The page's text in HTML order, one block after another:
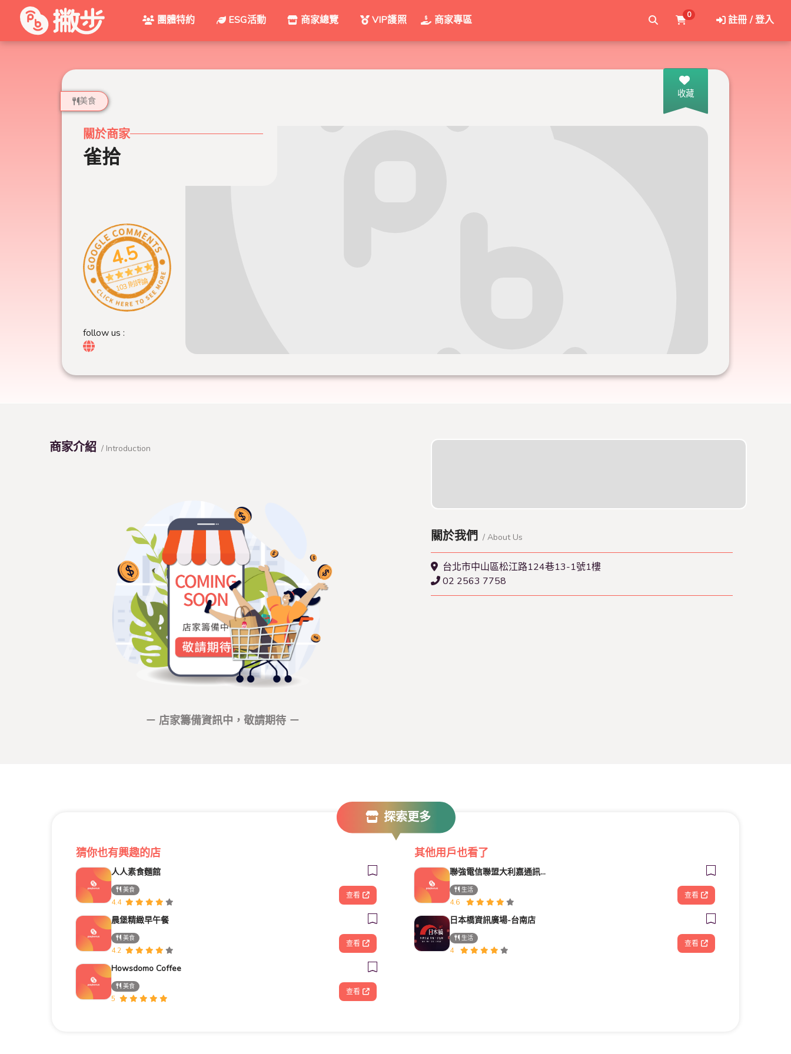
團體特約 ESG活動 商家總覽 VIP護照 商家專區 0 註冊 / 登入
收藏
美食
關於商家
雀拾
4.5
103 則評論
follow us :
商家介紹 / Introduction
－ 店家籌備資訊中，敬請期待 －
關於我們 / About Us
台北市中山區松江路124巷13-1號1樓
02 2563 7758
探索更多
猜你也有興趣的店
人人素食麵館
美食
4.4
查看
晨堡精緻早午餐
美食
4.2
查看
Howsdomo Coffee
美食
5
查看
其他用戶也看了
聯強電信聯盟大利嘉通訊生活館
生活
4.6
查看
日本橋資訊廣場-台南店
生活
4
查看